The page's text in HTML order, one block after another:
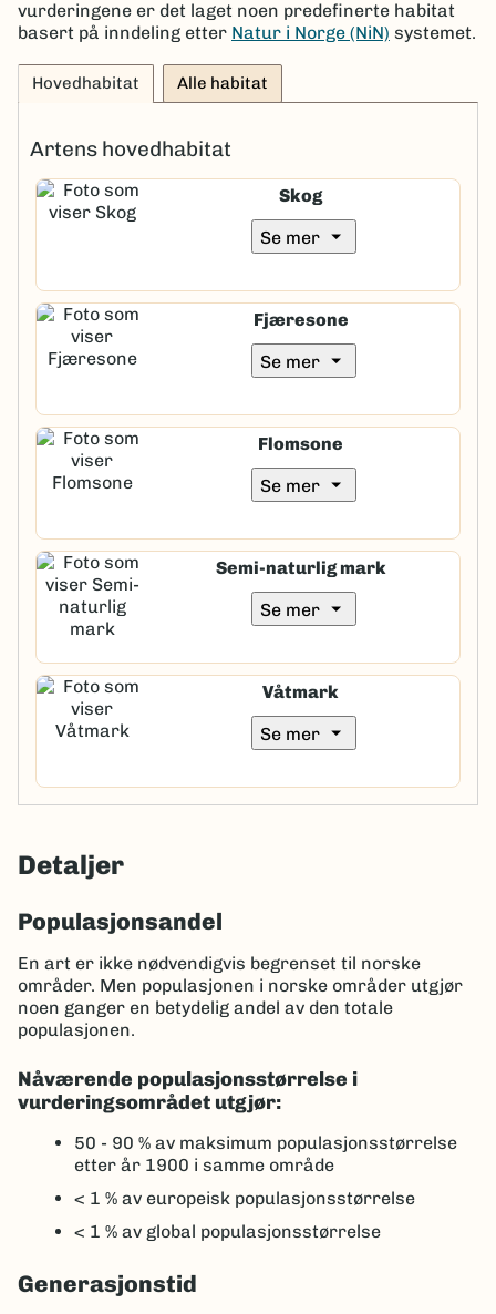
vurderingene er det laget noen predefinerte habitat
basert på inndeling etter Natur i Norge (NiN) systemet.
Hovedhabitat Alle habitat
Artens hovedhabitat
Skog
Se mer arrow_drop_down
Fjæresone
Se mer arrow_drop_down
Flomsone
Se mer arrow_drop_down
Semi-naturlig mark
Se mer arrow_drop_down
Våtmark
Se mer arrow_drop_down
Detaljer
Populasjonsandel
En art er ikke nødvendigvis begrenset til norske
områder. Men populasjonen i norske områder utgjør
noen ganger en betydelig andel av den totale
populasjonen.
Nåværende populasjonsstørrelse i
vurderingsområdet utgjør:
50 - 90 % av maksimum populasjonsstørrelse
etter år 1900 i samme område
< 1 % av europeisk populasjonsstørrelse
< 1 % av global populasjonsstørrelse
Generasjonstid